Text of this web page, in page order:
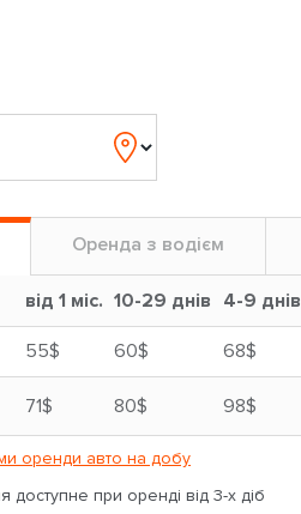
Оренда з водієм
від 1 міс. 10-29 днів 4-9 днів
55$ 60$ 68$
71$ 80$ 98$
оренди авто на добу
доступне при оренді від 3-х діб